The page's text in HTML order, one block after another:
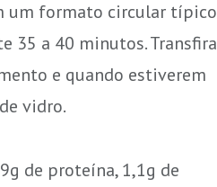
um formato circular típico
35 a 40 minutos. Transfira
e quando estiverem
vidro.
de proteína, 1,1g de